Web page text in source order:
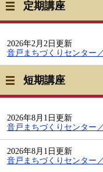
定期講座
2026年2月2日更新
音戸まちづくりセンター
短期講座
2026年8月1日更新
音戸まちづくりセンター
2026年8月1日更新
音戸まちづくりセンター